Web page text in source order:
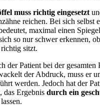
muss richtig eingesetzt
reichen. Bei sich selbst
maximal einen
so nur schwer erkennen,
sitzt.
der Patient bei der gesamten
der Abdruck, muss er
werden. Jedoch hat der
das Ergebnis durch ein